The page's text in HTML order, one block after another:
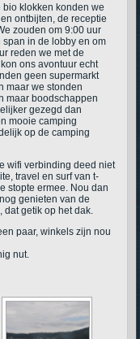
bio klokken konden we
ontbijten, de receptie
zouden om 9:00 uur
in de lobby en om
reden we met de
ons avontuur echt
geen supermarkt
maar we stonden
maar boodschappen
gezegd dan
mooie camping
op de camping
wifi verbinding deed niet
travel en surf van t-
stopte ermee. Nou dan
genieten van de
dat getik op het dak.
paar, winkels zijn nou
nut.